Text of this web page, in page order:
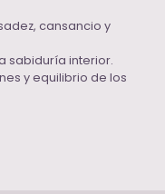
cansancio y
sabiduría interior.
y equilibrio de los